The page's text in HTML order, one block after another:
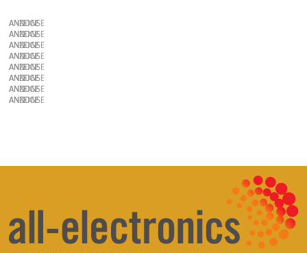
ANZEIGE
ANZEIGE
ANZEIGE
ANZEIGE
ANZEIGE
ANZEIGE
ANZEIGE
ANZEIGE